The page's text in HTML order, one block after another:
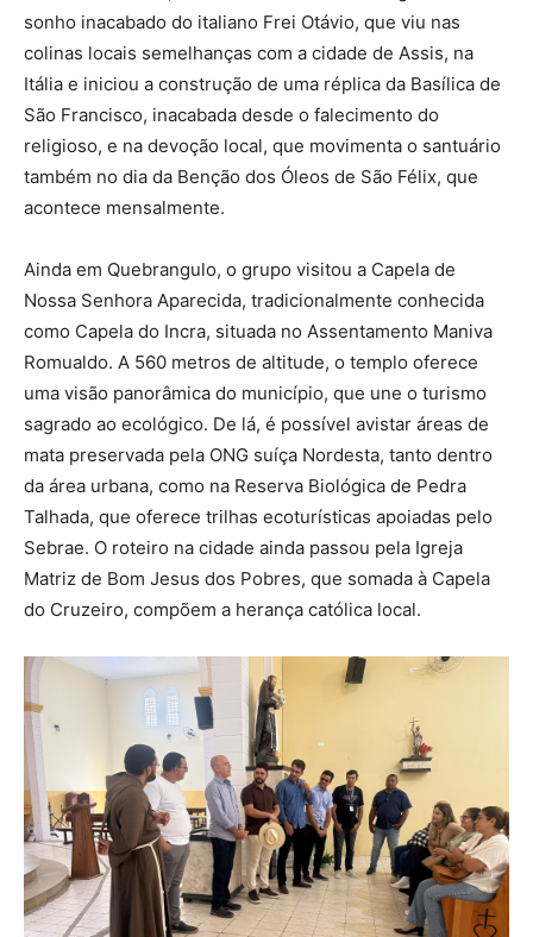
sonho inacabado do italiano Frei Otávio, que viu nas
colinas locais semelhanças com a cidade de Assis, na
Itália e iniciou a construção de uma réplica da Basílica de
São Francisco, inacabada desde o falecimento do
religioso, e na devoção local, que movimenta o santuário
também no dia da Benção dos Óleos de São Félix, que
acontece mensalmente.
Ainda em Quebrangulo, o grupo visitou a Capela de
Nossa Senhora Aparecida, tradicionalmente conhecida
como Capela do Incra, situada no Assentamento Maniva
Romualdo. A 560 metros de altitude, o templo oferece
uma visão panorâmica do município, que une o turismo
sagrado ao ecológico. De lá, é possível avistar áreas de
mata preservada pela ONG suíça Nordesta, tanto dentro
da área urbana, como na Reserva Biológica de Pedra
Talhada, que oferece trilhas ecoturísticas apoiadas pelo
Sebrae. O roteiro na cidade ainda passou pela Igreja
Matriz de Bom Jesus dos Pobres, que somada à Capela
do Cruzeiro, compõem a herança católica local.